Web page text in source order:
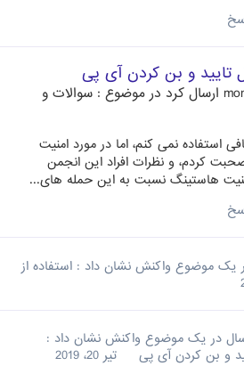
تایید و بن کردن آی پی
ارسال کرد در موضوع : سوالات و
استفاده نمی کنم، اما در مورد امنیت
کردم، و نظرات افراد این انجمن
هاستینگ نسبت به این حمله های...
یک موضوع واکنش نشان داد : استفاده از
در یک موضوع واکنش نشان داد :
و بن کردن آی پی
تیر 20، 2019